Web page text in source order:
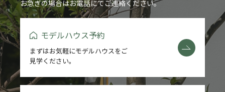
お急ぎの場合はお電話にてご連絡ください。
モデルハウス予約
まずはお気軽にモデルハウスをご
見学ください。